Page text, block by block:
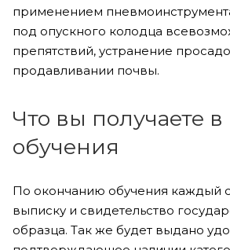
применением
под опускного колодца
препятствий, устранение
продавливании почвы.
Что вы получаете
обучения
По окончанию обучения каждый
выписку и свидетельство
образца. Так же будет выдано